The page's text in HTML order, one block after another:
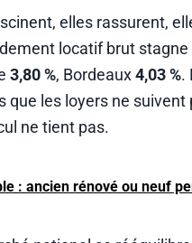
elles rassurent,
locatif brut
3,80 %, Bordeaux4,03 %.
les loyers ne suivent
ne tient pas.
: ancien rénové ou neuf